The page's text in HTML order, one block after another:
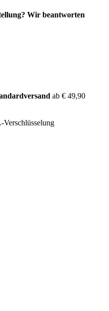
Wir beantworten
ab € 49,90
Verschlüsselung